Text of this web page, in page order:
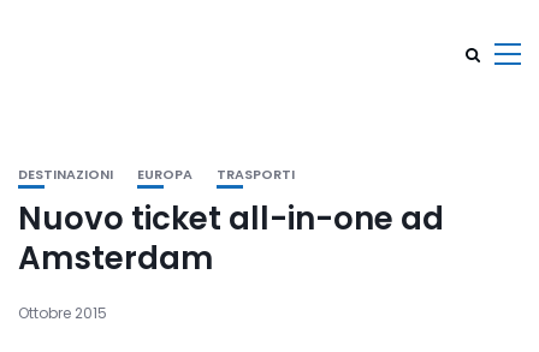
DESTINAZIONI EUROPA TRASPORTI
Nuovo ticket all-in-one ad
Amsterdam
Ottobre 2015